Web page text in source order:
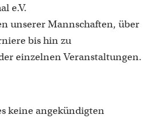
e.V.
unserer Mannschaften, über
bis hin zu
einzelnen Veranstaltungen.
keine angekündigten